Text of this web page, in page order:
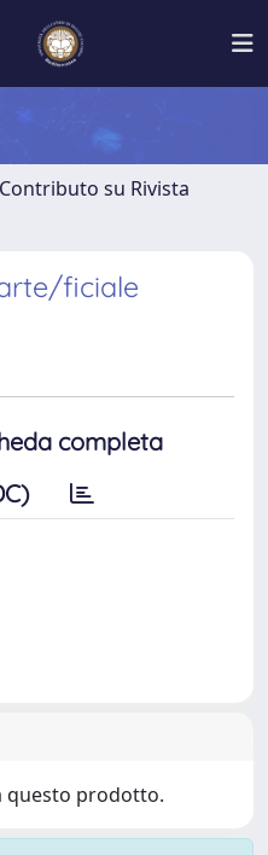
su Rivista
ficiale
completa
questo prodotto.